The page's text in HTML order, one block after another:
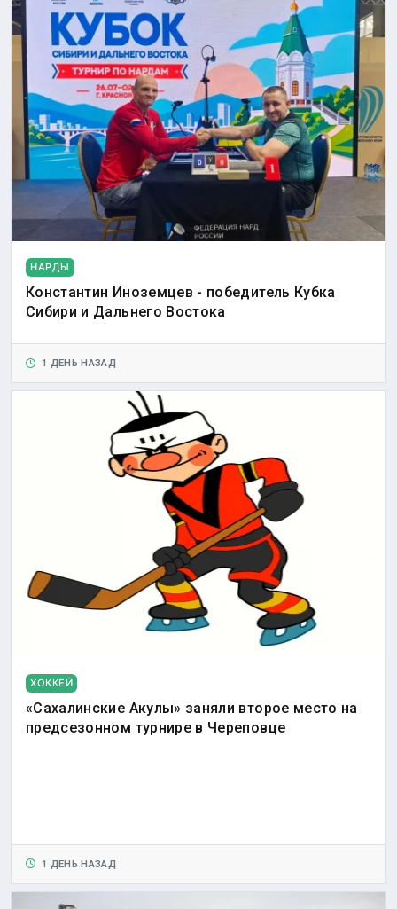
НАРДЫ
Константин Иноземцев - победитель Кубка
Сибири и Дальнего Востока
1 ДЕНЬ НАЗАД
ХОККЕЙ
«Сахалинские Акулы» заняли второе место на
предсезонном турнире в Череповце
1 ДЕНЬ НАЗАД